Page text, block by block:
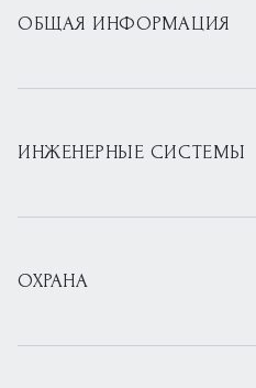
ОБЩАЯ ИНФОРМАЦИЯ
ИНЖЕНЕРНЫЕ СИСТЕМЫ
ОХРАНА